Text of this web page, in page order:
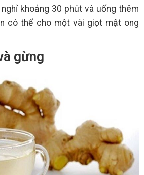
khoảng 30 phút và uống thêm
có thể cho một vài giọt mật ong
gừng